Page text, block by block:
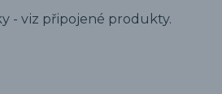
- viz připojené produkty.